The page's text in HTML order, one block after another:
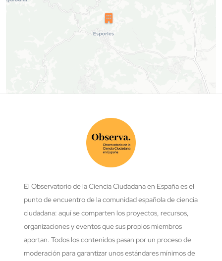
El Observatorio de la Ciencia Ciudadana en España es el
punto de encuentro de la comunidad española de ciencia
ciudadana: aquí se comparten los proyectos, recursos,
organizaciones y eventos que sus propios miembros
aportan. Todos los contenidos pasan por un proceso de
moderación para garantizar unos estándares mínimos de